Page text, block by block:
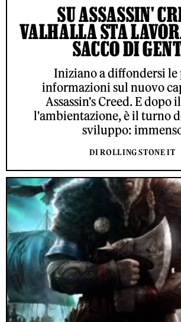
SU ASSASSIN'
VALHALLA STA
SACCO DI
Iniziano a diffondersi le
informazioni sul nuovo
Assassin's Creed. E dopo
l'ambientazione, è il turno
sviluppo:
DI ROLLING STONE IT